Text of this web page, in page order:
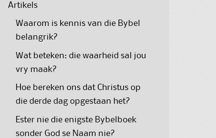
Artikels
Waarom is kennis van die Bybel
belangrik?
Wat beteken: die waarheid sal jou
vry maak?
Hoe bereken ons dat Christus op
die derde dag opgestaan het?
Ester nie die enigste Bybelboek
sonder God se Naam nie?